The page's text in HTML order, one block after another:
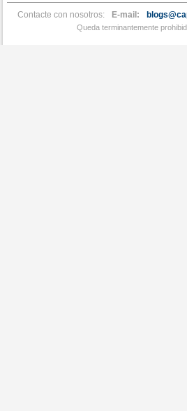
Contacte con nosotros: E-mail:
Queda terminantemente